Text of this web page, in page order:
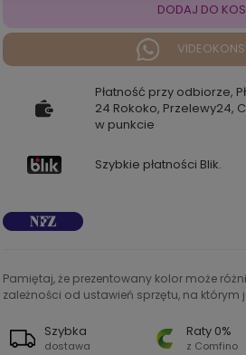
DODAJ DO
Płatność przy odbiorze,
24 Rokoko, Przelewy24,
w punkcie
Szybkie płatności Blik.
Pamiętaj, że prezentowany kolor może
zależności od ustawień sprzętu, na którym
Szybka
dostawa
Raty 0%
z Comfino